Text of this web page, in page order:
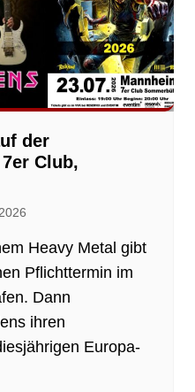
der
Club,
Heavy Metal gibt
Pflichttermin im
Dann
ihren
Europa-